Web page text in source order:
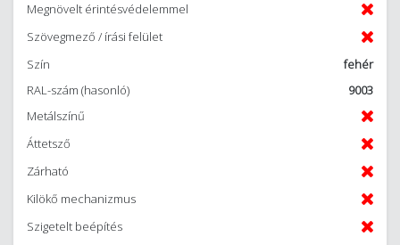
Megnövelt érintésvédelemmel
Szövegmező / írási felület
Szín
fehér
RAL-szám (hasonló)
9003
Metálszínű
Áttetsző
Zárható
Kilökő mechanizmus
Szigetelt beépítés